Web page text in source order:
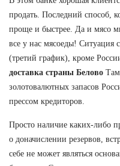
продать. Последний способ,
проще и быстрее. Да и мясо
все у нас мясоеды! Ситуация
(третий график), кроме
доставка страны Белово
золотовалютных запасов
прессом кредиторов.
Просто наличие каких-либо
о доначислении резервов,
себе не может являться